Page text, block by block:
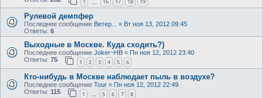
1 16 17 18 19
Рулевой демпфер
Последнее сообщение Ветер... « Вт ноя 13, 2012 09:45
Ответы: 6
Выходные в Москве. Куда сходить?)
Последнее сообщение Joker~HB « Пн ноя 12, 2012 23:40
Ответы: 75 1 2 3 4 5 6
Кто-нибудь в Москве наблюдает пыль в воздухе?
Последнее сообщение Tour « Пн ноя 12, 2012 22:49
Ответы: 115 1 … 5 6 7 8